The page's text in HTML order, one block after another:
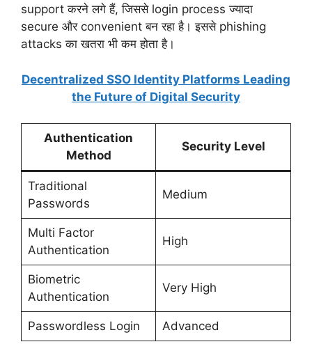
support करने लगे हैं, जिससे login process ज्यादा
secure और convenient बन रहा है। इससे phishing
attacks का खतरा भी कम होता है।
Decentralized SSO Identity Platforms Leading
the Future of Digital Security
Authentication
Method
Security Level
Traditional
Passwords
Medium
Multi Factor
Authentication
High
Biometric
Authentication
Very High
Passwordless Login Advanced